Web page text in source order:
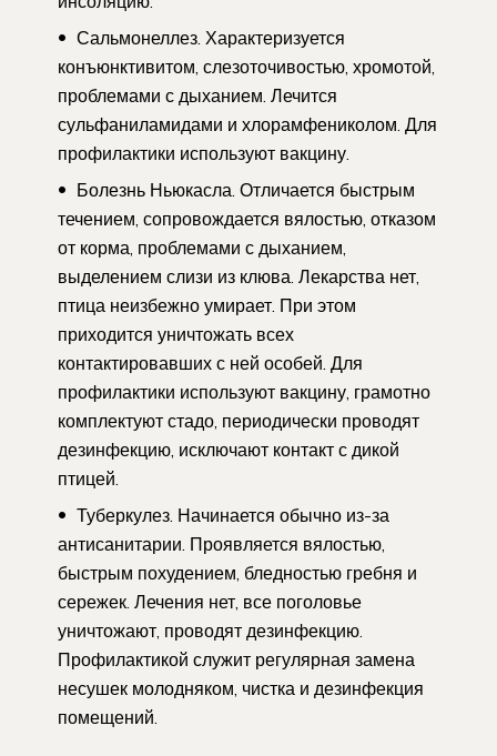
Сальмонеллез. Характеризуется
конъюнктивитом, слезоточивостью, хромотой,
проблемами с дыханием. Лечится
сульфаниламидами и хлорамфениколом. Для
профилактики используют вакцину.
Болезнь Ньюкасла. Отличается быстрым
течением, сопровождается вялостью, отказом
от корма, проблемами с дыханием,
выделением слизи из клюва. Лекарства нет,
птица неизбежно умирает. При этом
приходится уничтожать всех
контактировавших с ней особей. Для
профилактики используют вакцину, грамотно
комплектуют стадо, периодически проводят
дезинфекцию, исключают контакт с дикой
птицей.
Туберкулез. Начинается обычно из-за
антисанитарии. Проявляется вялостью,
быстрым похудением, бледностью гребня и
сережек. Лечения нет, все поголовье
уничтожают, проводят дезинфекцию.
Профилактикой служит регулярная замена
несушек молодняком, чистка и дезинфекция
помещений.